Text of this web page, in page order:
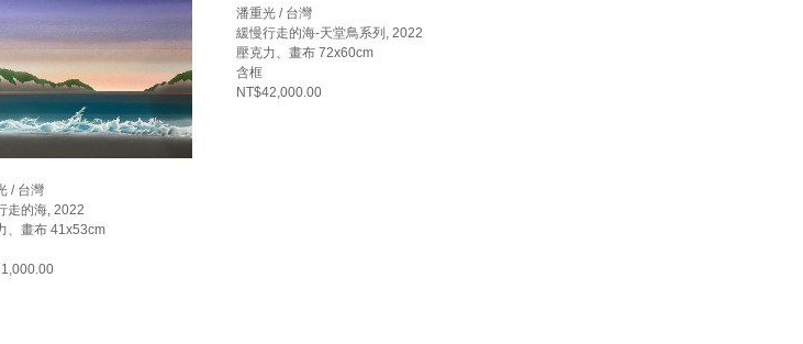
/ 台灣
走的海, 2022
、畫布 41x53cm
潘重光 / 台灣
緩慢行走的海-天堂鳥系列, 2022
壓克力、畫布 72x60cm
含框
NT$42,000.00